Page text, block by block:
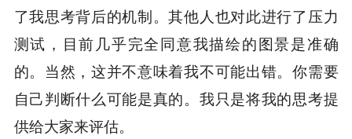
了我思考背后的机制。其他人也对此进行了压力
测试，目前几乎完全同意我描绘的图景是准确
的。当然，这并不意味着我不可能出错。你需要
自己判断什么可能是真的。我只是将我的思考提
供给大家来评估。